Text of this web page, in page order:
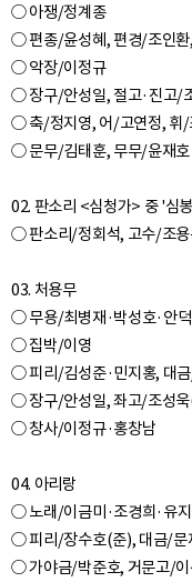
○ 아쟁/정계종
○ 편종/윤성혜, 편경/조인환
○ 악장/이정규
○ 장구/안성일, 절고·진고/
○ 축/정지영, 어/고연정, 휘/
○ 문무/김태훈, 무무/윤재호
02. 판소리 <심청가> 중 '심
○ 판소리/정회석, 고수/조
03. 처용무
○ 무용/최병재·박성호·안
○ 집박/이영
○ 피리/김성준·민지홍, 대
○ 장구/안성일, 좌고/조성
○ 창사/이정규·홍창남
04. 아리랑
○ 노래/이금미·조경희·유
○ 피리/장수호(준), 대금/문
○ 가야금/박준호, 거문고/